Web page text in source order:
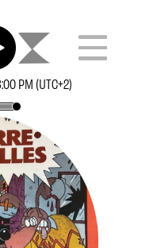
PM (UTC+2)